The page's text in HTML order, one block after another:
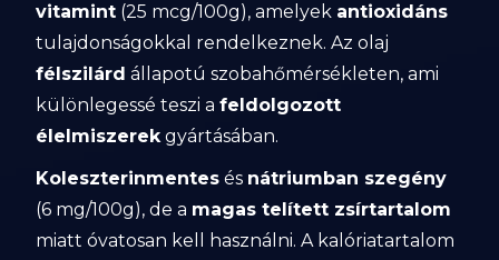
vitamint (25 mcg/100g), amelyek antioxidáns
tulajdonságokkal rendelkeznek. Az olaj
félszilárd állapotú szobahőmérsékleten, ami
különlegessé teszi afeldolgozott
élelmiszerekgyártásában.
Koleszterinmentes és nátriumban szegény
(6 mg/100g), de a magas telített zsírtartalom
miatt óvatosan kell használni. A kalóriatartalom